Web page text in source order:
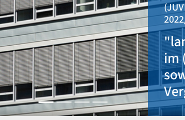
"lang
im (D&O-
sowie im
(JUVE Handbuch
2022/2023)